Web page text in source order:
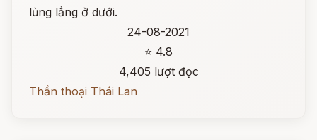
lủng lẳng ở dưới.
24-08-2021
⭐ 4.8
4,405 lượt đọc
Thần thoại Thái Lan